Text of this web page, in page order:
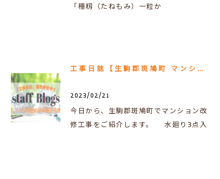
「種籾（たねもみ）一粒か
工事日誌【生駒郡斑鳩町 マンション改修工事】2023.2.21更新
2023/02/21
今日から、生駒郡斑鳩町でマンション改
修工事をご紹介します。 水廻り3点入